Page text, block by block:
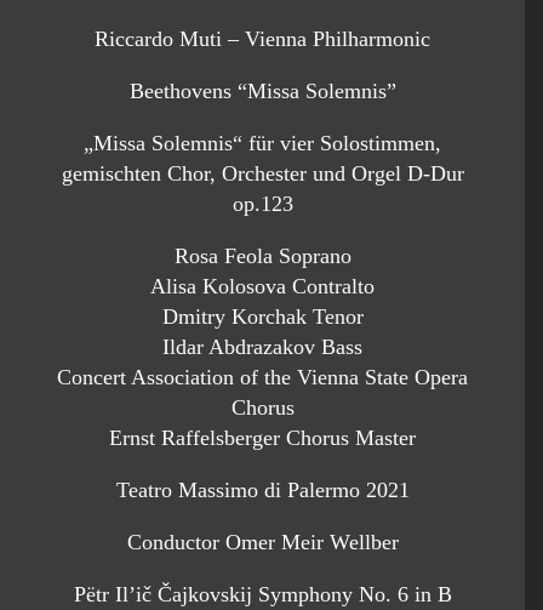
Riccardo Muti – Vienna Philharmonic
Beethovens “Missa Solemnis”
„Missa Solemnis“ für vier Solostimmen,
gemischten Chor, Orchester und Orgel D-Dur
op.123
Rosa Feola Soprano
Alisa Kolosova Contralto
Dmitry Korchak Tenor
Ildar Abdrazakov Bass
Concert Association of the Vienna State Opera
Chorus
Ernst Raffelsberger Chorus Master
Teatro Massimo di Palermo 2021
Conductor Omer Meir Wellber
Pëtr Il’ič Čajkovskij Symphony No. 6 in B